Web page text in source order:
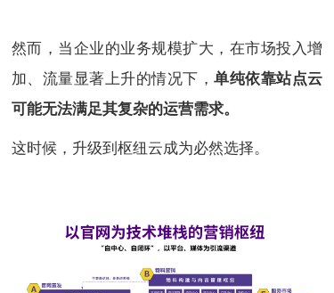
然而，当企业的业务规模扩大，在市场投入增
加、流量显著上升的情况下，单纯依靠站点云
可能无法满足其复杂的运营需求。
这时候，升级到枢纽云成为必然选择。